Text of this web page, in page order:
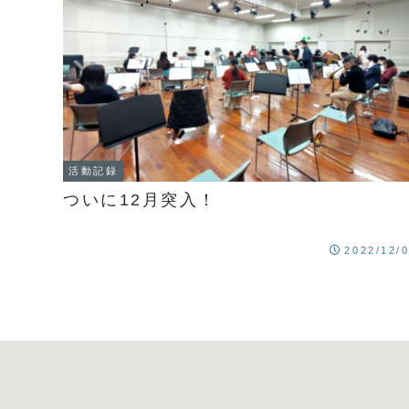
活動記録
ついに12月突入！
2022/12/